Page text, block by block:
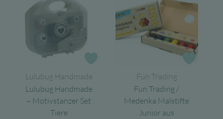
Lulubug Handmade
Lulubug Handmade
– Motivstanzer Set
Tiere
Fun Trading
Fun Trading /
Medenka Malstifte
Junior aus